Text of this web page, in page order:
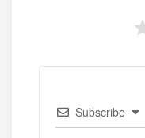
Subscribe